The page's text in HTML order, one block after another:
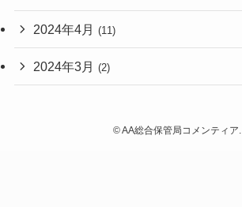
2024年4月 (11)
2024年3月 (2)
©AA総合保管局コメンティア.